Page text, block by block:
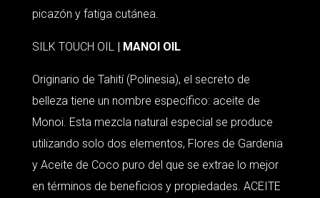
picazón y fatiga cutánea.
SILK TOUCH OIL| MANOI OIL
Originario de Tahití (Polinesia), el secreto de
belleza tiene un nombre específico: aceite de
Monoi. Esta mezcla natural especial se produce
utilizando solo dos elementos, Flores de Gardenia
y Aceite de Coco puro del que se extrae lo mejor
en términos de beneficios y propiedades. ACEITE